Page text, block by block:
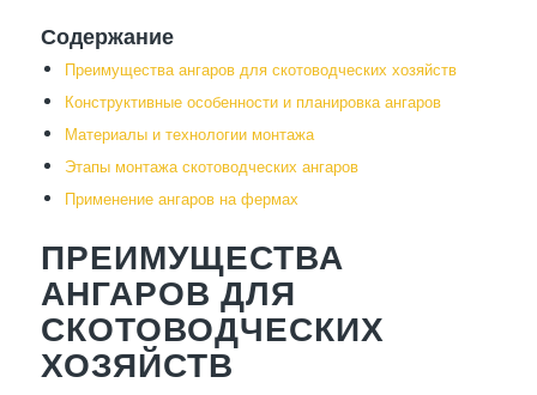
Содержание
Преимущества ангаров для скотоводческих хозяйств
Конструктивные особенности и планировка ангаров
Материалы и технологии монтажа
Этапы монтажа скотоводческих ангаров
Применение ангаров на фермах
ПРЕИМУЩЕСТВА
АНГАРОВ ДЛЯ
СКОТОВОДЧЕСКИХ
ХОЗЯЙСТВ